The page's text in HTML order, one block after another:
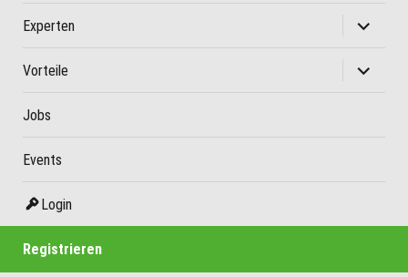
Experten
öffnen
Vorteile
öffnen
Jobs
Events
Login
Registrieren